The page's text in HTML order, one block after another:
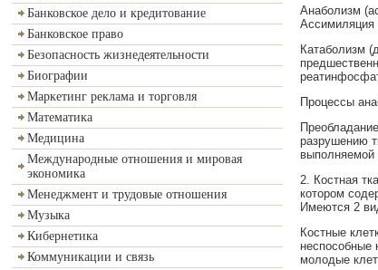
Банковское дело и кредитование
Банковское право
Безопасность жизнедеятельности
Биографии
Маркетинг реклама и торговля
Математика
Медицина
Международные отношения и мировая
экономика
Менеджмент и трудовые отношения
Музыка
Кибернетика
Коммуникации и связь
Анаболизм
Ассимиляция
Катаболизм
Процессы
разрушению
выполняемой
2. Костная
котором
Имеются 2
Костные
неспособные
молодые